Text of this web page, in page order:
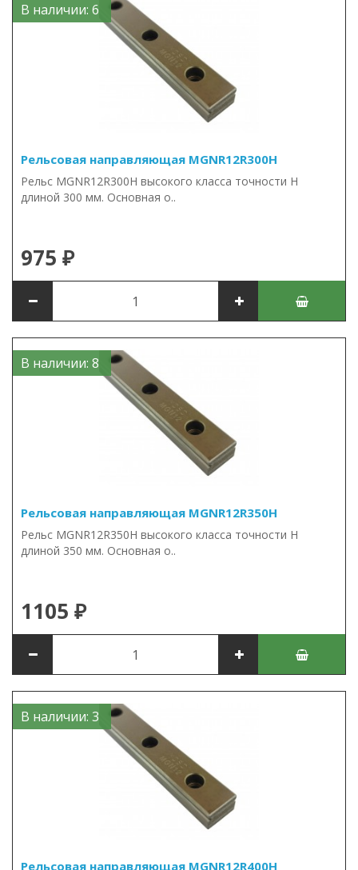
В наличии: 6
Рельсовая направляющая MGNR12R300H
Рельс MGNR12R300H высокого класса точности H
длиной 300 мм. Основная о..
975 ₽
В наличии: 8
Рельсовая направляющая MGNR12R350H
Рельс MGNR12R350H высокого класса точности H
длиной 350 мм. Основная о..
1105 ₽
В наличии: 3
Рельсовая направляющая MGNR12R400H